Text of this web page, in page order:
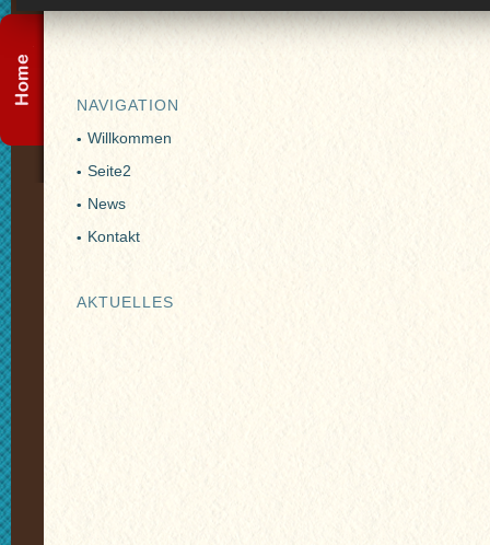
NAVIGATION
Willkommen
Seite2
News
Kontakt
AKTUELLES